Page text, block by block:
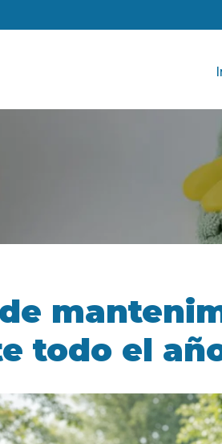
todo el